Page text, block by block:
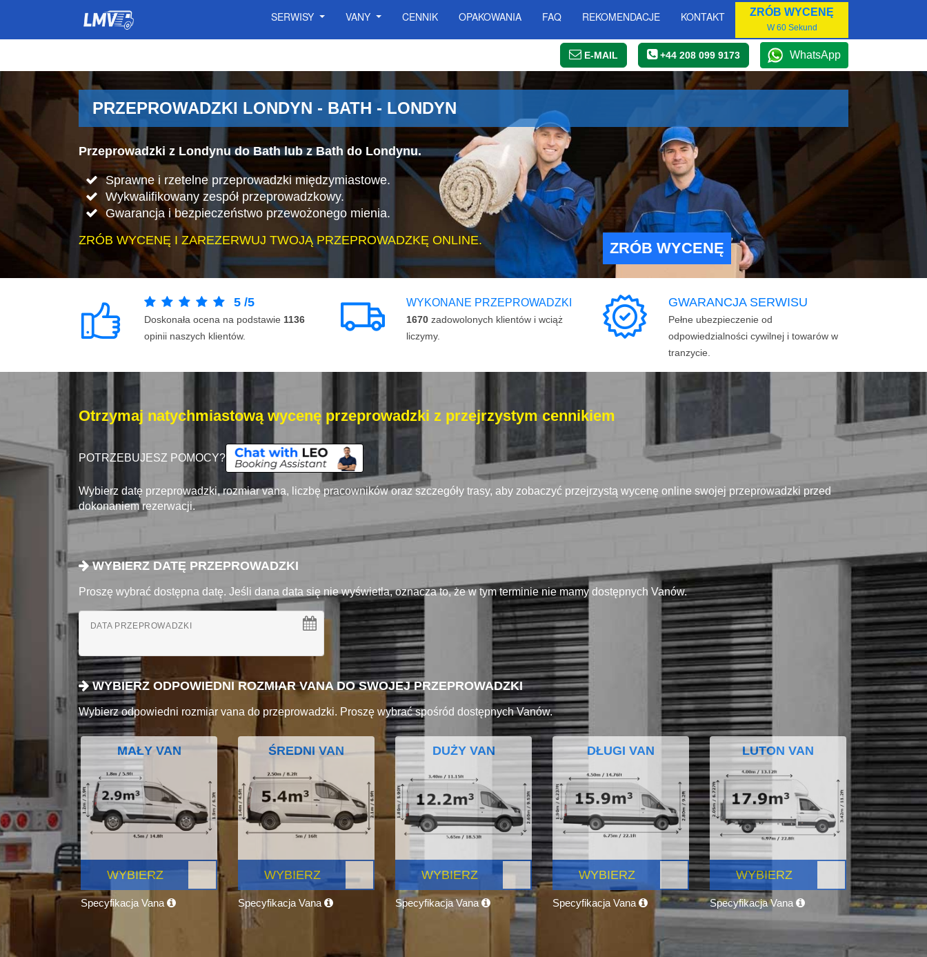
SERWISY VANY CENNIK OPAKOWANIA FAQ REKOMENDACJE KONTAKT ZRÓB WYCENĘ
W 60 Sekund
E-MAIL +44 208 099 9173 WhatsApp
PRZEPROWADZKI LONDYN - BATH - LONDYN
Przeprowadzki z Londynu do Bath lub z Bath do Londynu.
Sprawne i rzetelne przeprowadzki międzymiastowe.
Wykwalifikowany zespół przeprowadzkowy.
Gwarancja i bezpieczeństwo przewożonego mienia.
ZRÓB WYCENĘ I ZAREZERWUJ TWOJĄ PRZEPROWADZKĘ ONLINE.
ZRÓB WYCENĘ
5 /5
Doskonała ocena na podstawie 1136
opinii naszych klientów.
WYKONANE PRZEPROWADZKI
1670 zadowolonych klientów i wciąż
liczymy.
GWARANCJA SERWISU
Pełne ubezpieczenie od
odpowiedzialności cywilnej i towarów w
tranzycie.
Otrzymaj natychmiastową wycenę przeprowadzki z przejrzystym cennikiem
POTRZEBUJESZ POMOCY?
Wybierz datę przeprowadzki, rozmiar vana, liczbę pracowników oraz szczegóły trasy, aby zobaczyć przejrzystą wycenę online swojej przeprowadzki przed
dokonaniem rezerwacji.
WYBIERZ DATĘ PRZEPROWADZKI
Proszę wybrać dostępna datę. Jeśli dana data się nie wyświetla, oznacza to, że w tym terminie nie mamy dostępnych Vanów.
DATA PRZEPROWADZKI
WYBIERZ ODPOWIEDNI ROZMIAR VANA DO SWOJEJ PRZEPROWADZKI
Wybierz odpowiedni rozmiar vana do przeprowadzki. Proszę wybrać spośród dostępnych Vanów.
MAŁY VAN
WYBIERZ
Specyfikacja Vana
ŚREDNI VAN
WYBIERZ
Specyfikacja Vana
DUŻY VAN
WYBIERZ
Specyfikacja Vana
DŁUGI VAN
WYBIERZ
Specyfikacja Vana
LUTON VAN
WYBIERZ
Specyfikacja Vana